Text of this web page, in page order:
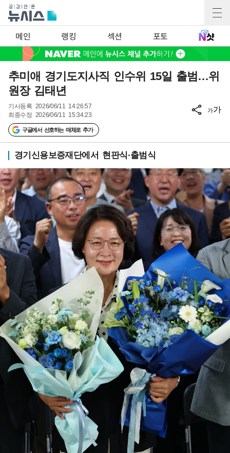
메인 랭킹 섹션 포토
추미애 경기도지사직 인수위 15일 출범…위
원장 김태년
기사등록 2026/06/11 14:26:57
최종수정 2026/06/11 15:34:23
구글에서 선호하는 매체로 추가
가가
경기신용보증재단에서 현판식·출범식